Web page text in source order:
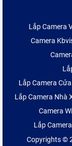
Lắp Camera
Camera
Lắp Camera
Lắp Camera Nhà
Camera
Lắp
Copyrights ©